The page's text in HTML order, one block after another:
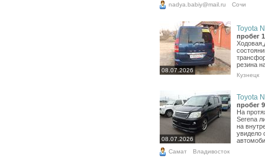
nadya.babiy@mail.ru Сочи
08.07.2026
Toyota
пробег
резина
Кузнецк
08.07.2026
Toyota
пробег
На
Serena
на
увидело
Самат Владивосток